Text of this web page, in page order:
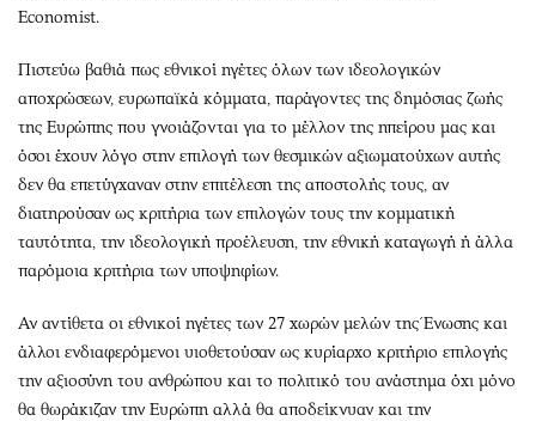
Economist.
Πιστεύω βαθιά πως εθνικοί ηγέτες όλων των ιδεολογικών
αποχρώσεων, ευρωπαϊκά κόμματα, παράγοντες της δημόσιας ζωής
της Ευρώπης που γνοιάζονται για το μέλλον της ηπείρου μας και
όσοι έχουν λόγο στην επιλογή των θεσμικών αξιωματούχων αυτής
δεν θα επετύγχαναν στην επιτέλεση της αποστολής τους, αν
διατηρούσαν ως κριτήρια των επιλογών τους την κομματική
ταυτότητα, την ιδεολογική προέλευση, την εθνική καταγωγή ή άλλα
παρόμοια κριτήρια των υποψηφίων.
Αν αντίθετα οι εθνικοί ηγέτες των 27 χωρών μελών της Ένωσης και
άλλοι ενδιαφερόμενοι υιοθετούσαν ως κυρίαρχο κριτήριο επιλογής
την αξιοσύνη του ανθρώπου και το πολιτικό του ανάστημα όχι μόνο
θα θωράκιζαν την Ευρώπη αλλά θα αποδείκνυαν και την